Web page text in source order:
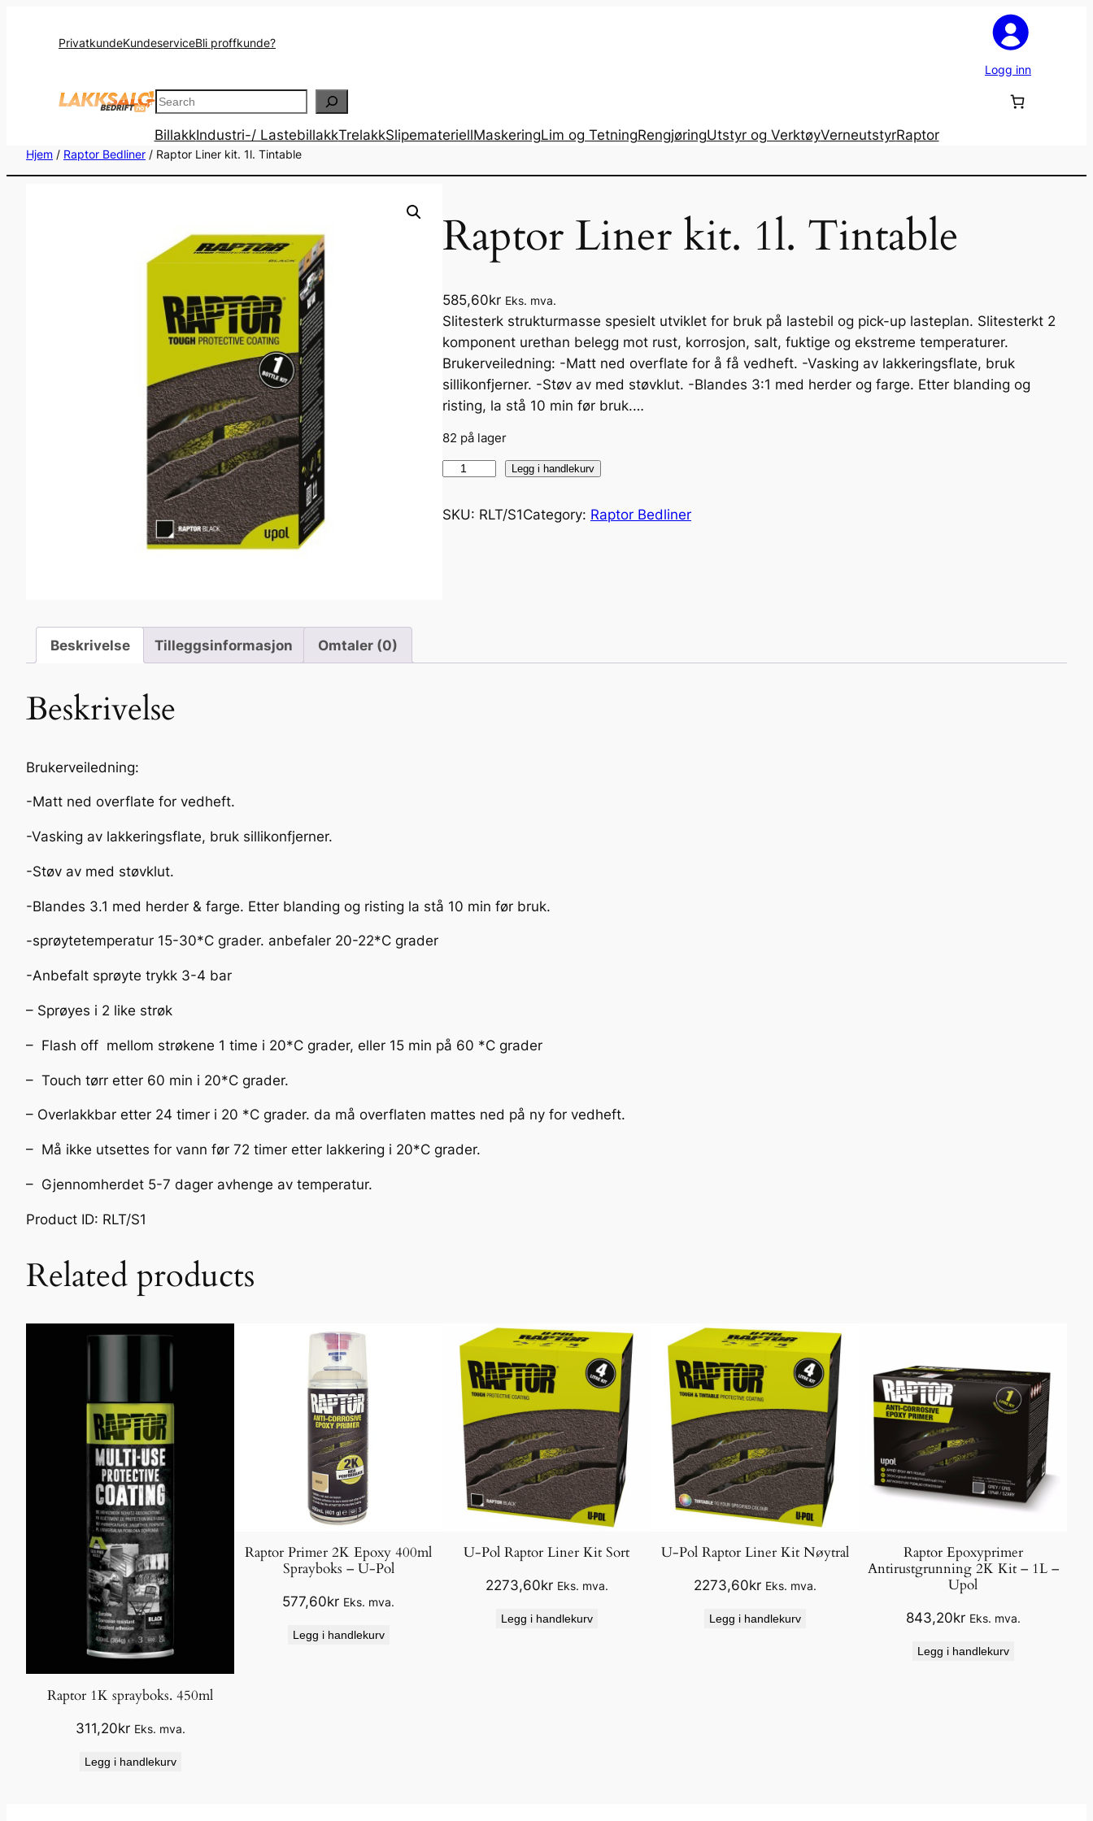
PrivatkundeKundeserviceBli proffkunde?
Logg inn
Search
BillakkIndustri-/ LastebillakkTrelakkSlipemateriellMaskeringLim og TetningRengjøringUtstyr og VerktøyVerneutstyrRaptor
Hjem / Raptor Bedliner / Raptor Liner kit. 1l. Tintable
Raptor Liner kit. 1l. Tintable
585,60kr Eks. mva.
Slitesterk strukturmasse spesielt utviklet for bruk på lastebil og pick-up lasteplan. Slitesterkt 2
komponent urethan belegg mot rust, korrosjon, salt, fuktige og ekstreme temperaturer.
Brukerveiledning: -Matt ned overflate for å få vedheft. -Vasking av lakkeringsflate, bruk
sillikonfjerner. -Støv av med støvklut. -Blandes 3:1 med herder og farge. Etter blanding og
risting, la stå 10 min før bruk.…
82 på lager
p
e
t
n
l
Legg i handlekurv
SKU: RLT/S1Category: Raptor Bedliner
Beskrivelse Tilleggsinformasjon Omtaler (0)
Beskrivelse
Brukerveiledning:
-Matt ned overflate for vedheft.
-Vasking av lakkeringsflate, bruk sillikonfjerner.
-Støv av med støvklut.
-Blandes 3.1 med herder & farge. Etter blanding og risting la stå 10 min før bruk.
-sprøytetemperatur 15-30*C grader. anbefaler 20-22*C grader
-Anbefalt sprøyte trykk 3-4 bar
– Sprøyes i 2 like strøk
– Flash off mellom strøkene 1 time i 20*C grader, eller 15 min på 60 *C grader
– Touch tørr etter 60 min i 20*C grader.
– Overlakkbar etter 24 timer i 20 *C grader. da må overflaten mattes ned på ny for vedheft.
– Må ikke utsettes for vann før 72 timer etter lakkering i 20*C grader.
– Gjennomherdet 5-7 dager avhenge av temperatur.
Product ID: RLT/S1
Related products
Raptor 1K sprayboks. 450ml
311,20kr Eks. mva.
Legg i handlekurv
Raptor Primer 2K Epoxy 400ml
Sprayboks – U-Pol
577,60kr Eks. mva.
Legg i handlekurv
U-Pol Raptor Liner Kit Sort
2273,60kr Eks. mva.
Legg i handlekurv
U-Pol Raptor Liner Kit Nøytral
2273,60kr Eks. mva.
Legg i handlekurv
Raptor Epoxyprimer
Antirustgrunning 2K Kit – 1L –
Upol
843,20kr Eks. mva.
Legg i handlekurv